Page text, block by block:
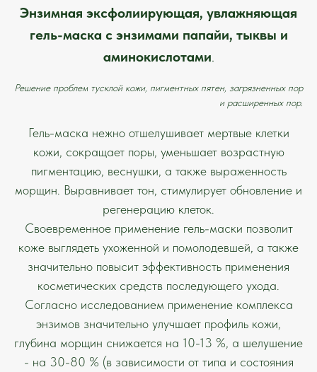
Энзимная эксфолиирующая, увлажняющая
гель-маска с энзимами папайи, тыквы и
аминокислотами.
Решение проблем тусклой кожи, пигментных пятен, загрязненных пор
и расширенных пор.
Гель-маска нежно отшелушивает мертвые клетки
кожи, сокращает поры, уменьшает возрастную
пигментацию, веснушки, а также выраженность
морщин. Выравнивает тон, стимулирует обновление и
регенерацию клеток.
Своевременное применение гель-маски позволит
коже выглядеть ухоженной и помолодевшей, а также
значительно повысит эффективность применения
косметических средств последующего ухода.
Согласно исследованием применение комплекса
энзимов значительно улучшает профиль кожи,
глубина морщин снижается на 10-13 %, а шелушение
- на 30-80 % (в зависимости от типа и состояния